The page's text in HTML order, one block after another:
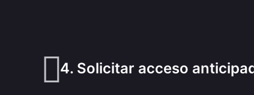
4. Solicitar acceso